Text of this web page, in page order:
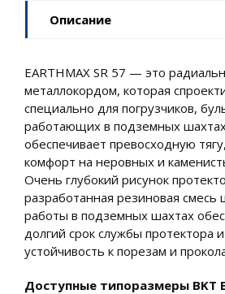
Описание
EARTHMAX SR 57 — это
металлокордом, которая
специально для погрузчиков,
работающих в подземных
обеспечивает превосходную
комфорт на неровных и
Очень глубокий рисунок
разработанная резиновая
работы в подземных шахтах
долгий срок службы
устойчивость к порезам и
Доступные типоразмеры BKT